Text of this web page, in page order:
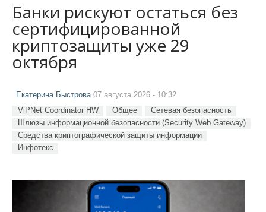
Банки рискуют остаться без
сертифицированной
криптозащиты уже 29
октября
Екатерина Быстрова07 августа 2026 - 10:32
ViPNet Coordinator HW Общее
Сетевая безопасность
Шлюзы информационной безопасности (Security Web Gateway)
Средства криптографической защиты информации
Инфотекс